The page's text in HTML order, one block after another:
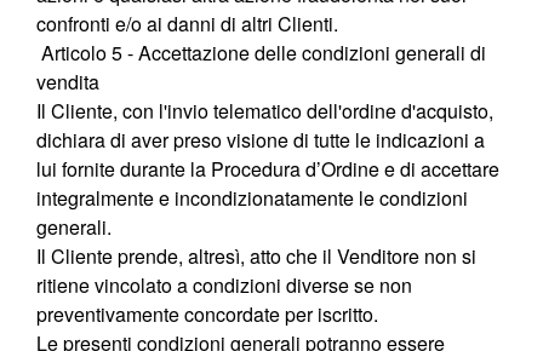
confronti e/o ai danni di altri Clienti.
Articolo 5 - Accettazione delle condizioni generali di
vendita
Il Cliente, con l'invio telematico dell'ordine d'acquisto,
dichiara di aver preso visione di tutte le indicazioni a
lui fornite durante la Procedura d’Ordine e di accettare
integralmente e incondizionatamente le condizioni
generali.
Il Cliente prende, altresì, atto che il Venditore non si
ritiene vincolato a condizioni diverse se non
preventivamente concordate per iscritto.
Le presenti condizioni generali potranno essere